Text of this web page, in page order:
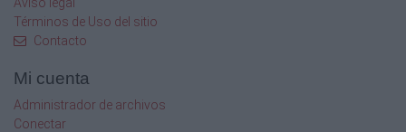
Términos de Uso del sitio
Contacto
Mi cuenta
Administrador de archivos
Conectar